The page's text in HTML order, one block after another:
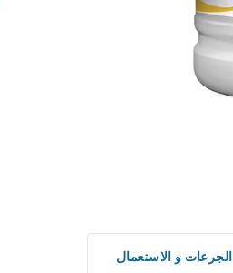
الجرعات و الاستعمال